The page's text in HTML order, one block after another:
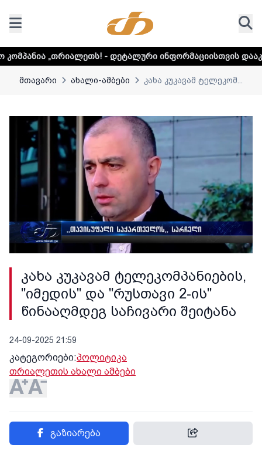
- დეტალური ინფორმაციისთვის დააკლიკეთ ლინკს
მთავარი ახალი-ამბები კახა კუკავამ ტელეკომ...
კახა კუკავამ ტელეკომპანიების,
"იმედის" და "რუსთავი 2-ის"
წინააღმდეგ საჩივარი შეიტანა
24-09-2025 21:59
კატეგორიები:პოლიტიკა
თრიალეთის ახალი ამბები
გაზიარება